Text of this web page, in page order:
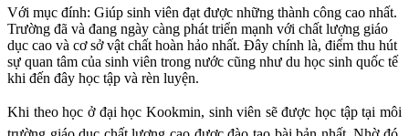
Với mục đính: Giúp sinh viên đạt được những thành công cao nhất.
Trường đã và đang ngày càng phát triển mạnh với chất lượng giáo
dục cao và cơ sở vật chất hoàn hảo nhất. Đây chính là, điểm thu hút
sự quan tâm của sinh viên trong nước cũng như du học sinh quốc tế
khi đến đây học tập và rèn luyện.
Khi theo học ở đại học Kookmin, sinh viên sẽ được học tập tại môi